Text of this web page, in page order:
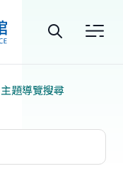
站
尋
主題導覽搜尋